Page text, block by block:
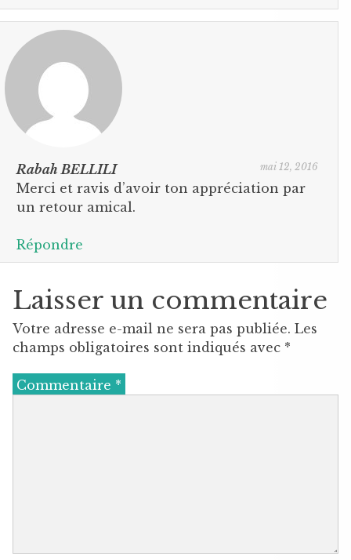
Rabah BELLILI mai 12, 2016
Merci et ravis d’avoir ton appréciation par
un retour amical.
Répondre
Laisser un commentaire
Votre adresse e-mail ne sera pas publiée. Les
champs obligatoires sont indiqués avec *
Commentaire *